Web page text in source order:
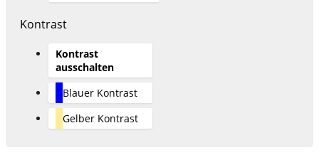
Kontrast
Kontrast
ausschalten
Blauer Kontrast
Gelber Kontrast